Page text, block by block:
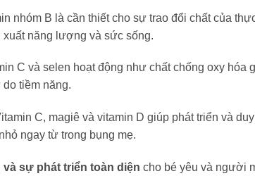
nhóm B là cần thiết cho sự trao đổi chất của
năng lượng và sức sống.
C và selen hoạt động như chất chống oxy hóa
tiềm năng.
C, magiê và vitamin D giúp phát triển và
ngay từ trong bụng mẹ.
sự phát triển toàn diện cho bé yêu và người